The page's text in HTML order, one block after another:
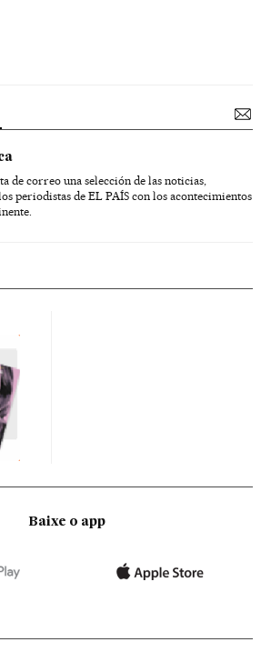
de correo una selección de las noticias,
periodistas de EL PAÍS con los acontecimientos
Baixe o app